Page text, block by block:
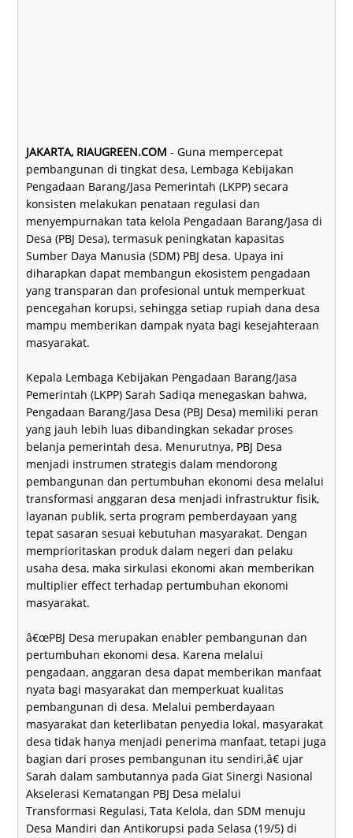
JAKARTA, RIAUGREEN.COM - Guna mempercepat
pembangunan di tingkat desa, Lembaga Kebijakan
Pengadaan Barang/Jasa Pemerintah (LKPP) secara
konsisten melakukan penataan regulasi dan
menyempurnakan tata kelola Pengadaan Barang/Jasa di
Desa (PBJ Desa), termasuk peningkatan kapasitas
Sumber Daya Manusia (SDM) PBJ desa. Upaya ini
diharapkan dapat membangun ekosistem pengadaan
yang transparan dan profesional untuk memperkuat
pencegahan korupsi, sehingga setiap rupiah dana desa
mampu memberikan dampak nyata bagi kesejahteraan
masyarakat.
Kepala Lembaga Kebijakan Pengadaan Barang/Jasa
Pemerintah (LKPP) Sarah Sadiqa menegaskan bahwa,
Pengadaan Barang/Jasa Desa (PBJ Desa) memiliki peran
yang jauh lebih luas dibandingkan sekadar proses
belanja pemerintah desa. Menurutnya, PBJ Desa
menjadi instrumen strategis dalam mendorong
pembangunan dan pertumbuhan ekonomi desa melalui
transformasi anggaran desa menjadi infrastruktur fisik,
layanan publik, serta program pemberdayaan yang
tepat sasaran sesuai kebutuhan masyarakat. Dengan
memprioritaskan produk dalam negeri dan pelaku
usaha desa, maka sirkulasi ekonomi akan memberikan
multiplier effect terhadap pertumbuhan ekonomi
masyarakat.
â€œPBJ Desa merupakan enabler pembangunan dan
pertumbuhan ekonomi desa. Karena melalui
pengadaan, anggaran desa dapat memberikan manfaat
nyata bagi masyarakat dan memperkuat kualitas
pembangunan di desa. Melalui pemberdayaan
masyarakat dan keterlibatan penyedia lokal, masyarakat
desa tidak hanya menjadi penerima manfaat, tetapi juga
bagian dari proses pembangunan itu sendiri,â€ ujar
Sarah dalam sambutannya pada Giat Sinergi Nasional
Akselerasi Kematangan PBJ Desa melalui
Transformasi Regulasi, Tata Kelola, dan SDM menuju
Desa Mandiri dan Antikorupsi pada Selasa (19/5) di